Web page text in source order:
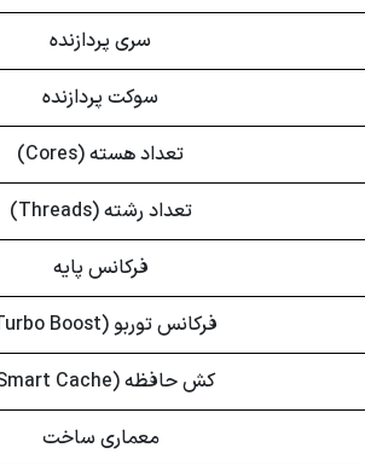
سری پردازنده
سوکت پردازنده
تعداد هسته (Cores)
تعداد رشته (Threads)
فرکانس پایه
فرکانس توربو (Turbo Boost)
کش حافظه (Smart Cache)
معماری ساخت